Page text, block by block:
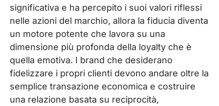
significativa e ha percepito i suoi valori riflessi
nelle azioni del marchio, allora la fiducia diventa
un motore potente che lavora su una
dimensione più profonda della loyalty che è
quella emotiva. I brand che desiderano
fidelizzare i propri clienti devono andare oltre la
semplice transazione economica e costruire
una relazione basata su reciprocità,